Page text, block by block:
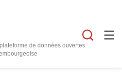
de données ouvertes